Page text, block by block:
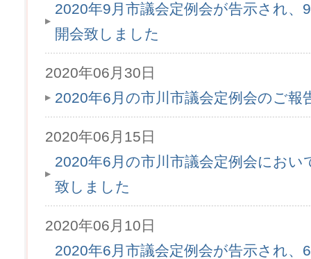
2020年9月市議会定例会が告示され、
開会致しました
2020年06月30日
2020年6月の市川市議会定例会のご報
2020年06月15日
2020年6月の市川市議会定例会におい
致しました
2020年06月10日
2020年6月市議会定例会が告示され、